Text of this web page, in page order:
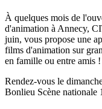
À quelques mois de
d'animation à Annecy,
juin, vous propose une
films d'animation sur
en famille ou entre amis !
Rendez-vous le
Bonlieu Scène nationale